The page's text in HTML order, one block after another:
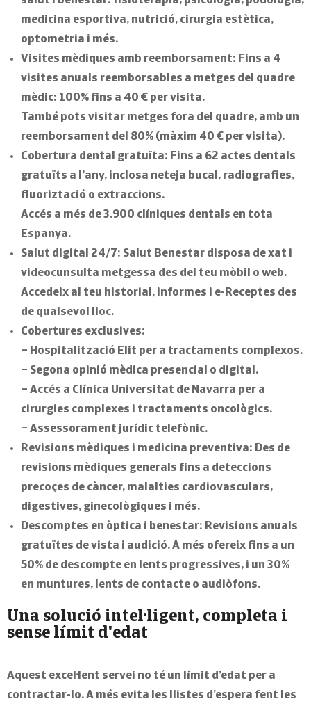
medicina esportiva, nutrició, cirurgia estètica,
optometria i més.
Visites mèdiques amb reemborsament: Fins a 4
visites anuals reemborsables a metges del quadre
mèdic: 100% fins a 40 € per visita.
També pots visitar metges fora del quadre, amb un
reemborsament del 80% (màxim 40 € per visita).
Cobertura dental gratuïta: Fins a 62 actes dentals
gratuïts a l’any, inclosa neteja bucal, radiografies,
fluoriztació o extraccions.
Accés a més de 3.900 clíniques dentals en tota
Espanya.
Salut digital 24/7: Salut Benestar disposa de xat i
videocunsulta metgessa des del teu mòbil o web.
Accedeix al teu historial, informes i e-Receptes des
de qualsevol lloc.
Cobertures exclusives:
– Hospitalització Elit per a tractaments complexos.
– Segona opinió mèdica presencial o digital.
– Accés a Clínica Universitat de Navarra per a
cirurgies complexes i tractaments oncològics.
– Assessorament jurídic telefònic.
Revisions mèdiques i medicina preventiva: Des de
revisions mèdiques generals fins a deteccions
precoçes de càncer, malalties cardiovasculars,
digestives, ginecològiques i més.
Descomptes en òptica i benestar: Revisions anuals
gratuïtes de vista i audició. A més ofereix fins a un
50% de descompte en lents progressives, i un 30%
en muntures, lents de contacte o audiòfons.
Una solució intel·ligent, completa i
sense límit d'edat
Aquest excel·lent servei no té un límit d’edat per a
contractar-lo. A més evita les llistes d’espera fent les